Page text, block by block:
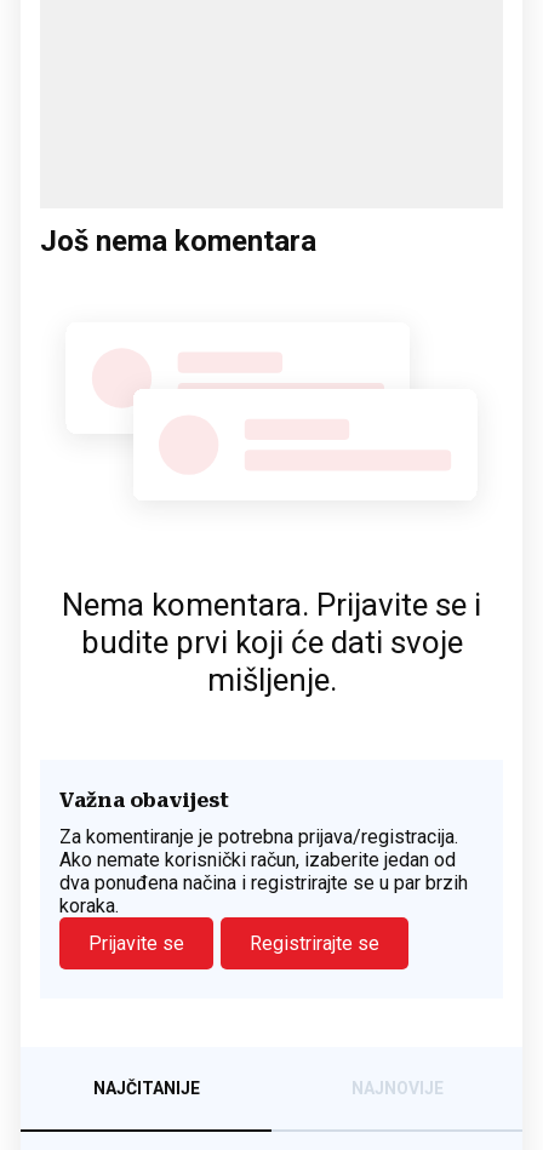
Još nema komentara
Nema komentara. Prijavite se i
budite prvi koji će dati svoje
mišljenje.
Važna obavijest
Za komentiranje je potrebna prijava/registracija.
Ako nemate korisnički račun, izaberite jedan od
dva ponuđena načina i registrirajte se u par brzih
koraka.
Prijavite se
Registrirajte se
NAJČITANIJE NAJNOVIJE